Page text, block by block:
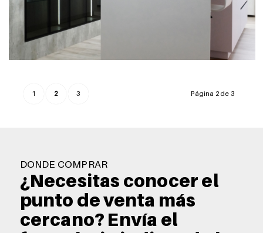
Página 2 de 3
1 2 3
DONDE COMPRAR
¿Necesitas conocer el
punto de venta más
cercano? Envía el